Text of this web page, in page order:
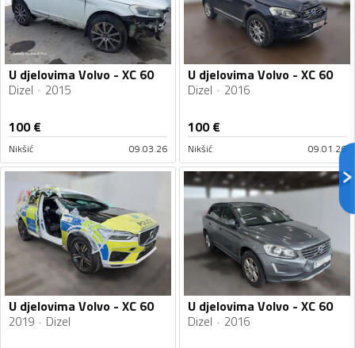
U djelovima Volvo - XC 60
Dizel 2015
100€
Nikšić 09.03.26
U djelovima Volvo - XC 60
Dizel 2016
100€
Nikšić 09.01.26
U djelovima Volvo - XC 60
2019 Dizel
U djelovima Volvo - XC 60
Dizel 2016